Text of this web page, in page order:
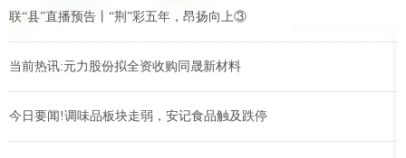
联“县”直播预告丨“荆”彩五年，昂扬向上③
当前热讯:元力股份拟全资收购同晟新材料
今日要闻!调味品板块走弱，安记食品触及跌停